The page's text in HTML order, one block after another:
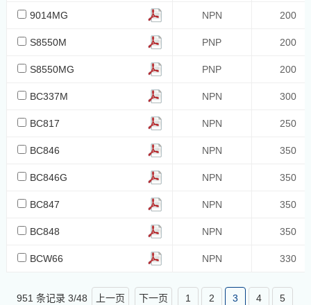
600
1200
2000
-1000
830
25000
9014MG NPN 200
S8550M PNP 200
S8550MG PNP 200
BC337M NPN 300
BC817 NPN 250
BC846 NPN 350
BC846G NPN 350
BC847 NPN 350
BC848 NPN 350
BCW66 NPN 330
951 条记录 3/48 上一页 下一页 1 2 3 4
5